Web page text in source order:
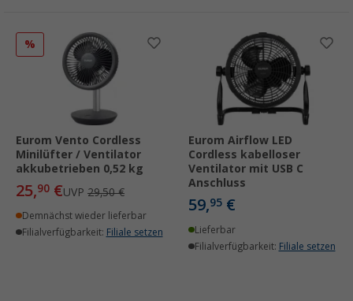
%
Eurom Vento Cordless
Minilüfter / Ventilator
akkubetrieben 0,52 kg
25,90 €UVP 29,50 €
Demnächst wieder lieferbar
Filialverfügbarkeit: Filiale setzen
Eurom Airflow LED
Cordless kabelloser
Ventilator mit USB C
Anschluss
59,95 €
Lieferbar
Filialverfügbarkeit: Filiale setzen